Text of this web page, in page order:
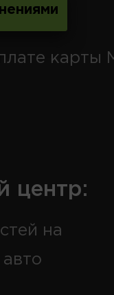
карты
центр:
на